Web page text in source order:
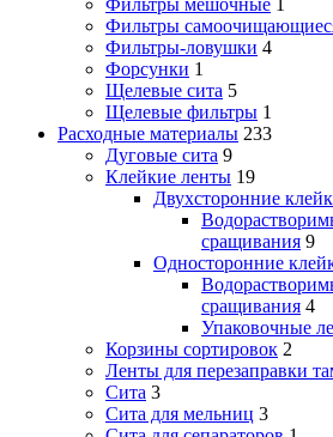
Фильтры мешочные 1
Фильтры
Фильтры-ловушки 4
Форсунки 1
Щелевые сита 5
Щелевые фильтры 1
Расходные материалы 233
Дуговые сита 9
Клейкие ленты 19
Двухсторонние
сращивания 9
Односторонние
сращивания 4
Упаковочные
Корзины сортировок 2
Ленты для перезаправки
Сита 3
Сита для мельниц 3